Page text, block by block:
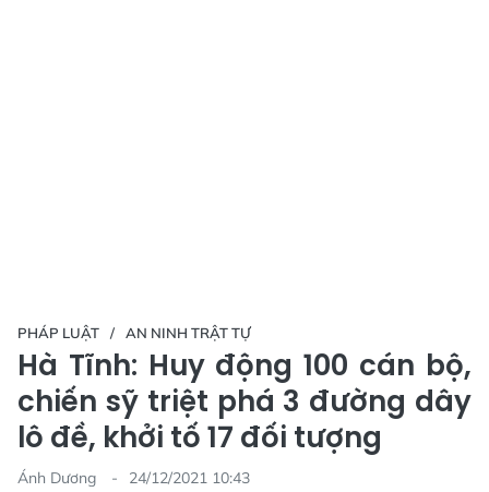
PHÁP LUẬT AN NINH TRẬT TỰ
Hà Tĩnh: Huy động 100 cán bộ,
chiến sỹ triệt phá 3 đường dây
lô đề, khởi tố 17 đối tượng
Ánh Dương
24/12/2021 10:43